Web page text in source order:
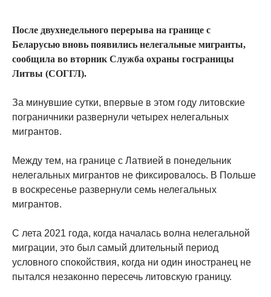
После двухнедельного перерыва на границе с
Беларусью вновь появились нелегальные мигранты,
сообщила во вторник Служба охраны госграницы
Литвы (СОГГЛ).
За минувшие сутки, впервые в этом году литовские
пограничники развернули четырех нелегальных
мигрантов.
Между тем, на границе с Латвией в понедельник
нелегальных мигрантов не фиксировалось. В Польше
в воскресенье развернули семь нелегальных
мигрантов.
С лета 2021 года, когда началась волна нелегальной
миграции, это был самый длительный период
условного спокойствия, когда ни один иностранец не
пытался незаконно пересечь литовскую границу.